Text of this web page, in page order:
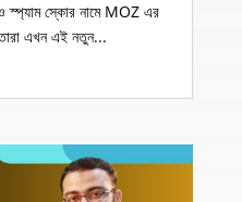
স্প্যাম স্কোর নামে MOZ এর
এখন এই নতুন...